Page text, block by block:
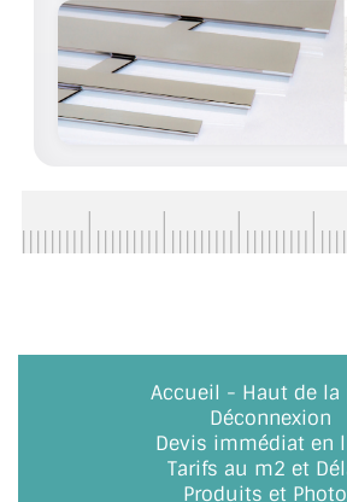
ACCESSOIRES & QUINCAILLERIE
CATALOGUE DE PROFILS ET
VERRE
LES FIXATIONS POUR MIROIR
VITRINE EN VERRE
PLATS ET CORNIÈRES
LES CHARNIÈRES DE PORTE EN
BOUTONS ET POIGNÉES
Accueil - Haut de la
Déconnexion
Devis immédiat en
Tarifs au m2 et
Produits et